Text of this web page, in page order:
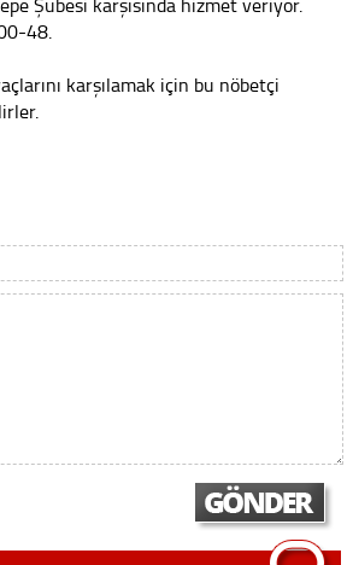
48.
karşılamak için bu nöbetçi